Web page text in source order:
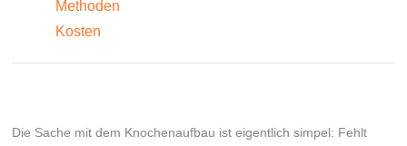
Karriere
3D Röntgen
Implantat Prophylaxe
Methoden
Kosten
Die Sache mit dem Knochenaufbau ist eigentlich simpel: Fehlt